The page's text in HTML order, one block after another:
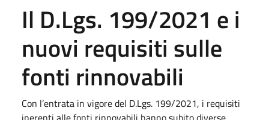
Il D.Lgs. 199/2021 e i
nuovi requisiti sulle
fonti rinnovabili
Con l’entrata in vigore del D.Lgs. 199/2021, i requisiti